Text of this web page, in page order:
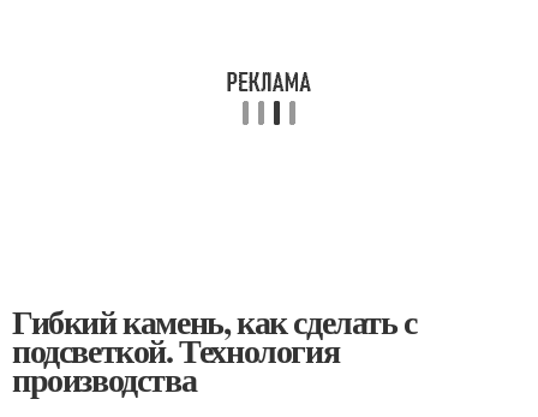
Гибкий камень, как сделать с
подсветкой. Технология
производства